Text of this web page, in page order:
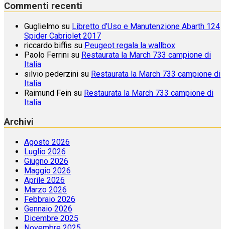
Commenti recenti
Guglielmo su Libretto d’Uso e Manutenzione Abarth 124
Spider Cabriolet 2017
riccardo biffis su Peugeot regala la wallbox
Paolo Ferrini su Restaurata la March 733 campione di
Italia
silvio pederzini su Restaurata la March 733 campione di
Italia
Raimund Fein su Restaurata la March 733 campione di
Italia
Archivi
Agosto 2026
Luglio 2026
Giugno 2026
Maggio 2026
Aprile 2026
Marzo 2026
Febbraio 2026
Gennaio 2026
Dicembre 2025